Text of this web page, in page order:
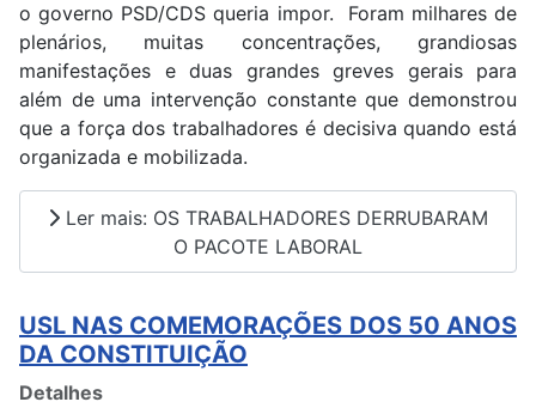
o governo PSD/CDS queria impor. Foram milhares de
plenários, muitas concentrações, grandiosas
manifestações e duas grandes greves gerais para
além de uma intervenção constante que demonstrou
que a força dos trabalhadores é decisiva quando está
organizada e mobilizada.
Ler mais: OS TRABALHADORES DERRUBARAM
O PACOTE LABORAL
USL NAS COMEMORAÇÕES DOS 50 ANOS
DA CONSTITUIÇÃO
Detalhes